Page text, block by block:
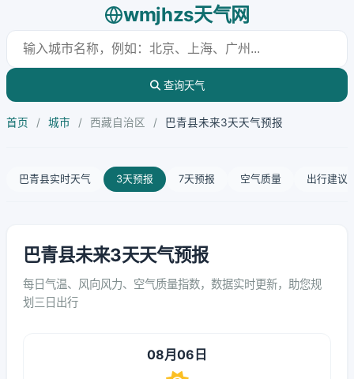
wmjhzs天气网
查询天气
首页 / 城市 / 西藏自治区 / 巴青县未来3天天气预报
巴青县实时天气 3天预报 7天预报 空气质量 出行建议
巴青县未来3天天气预报
每日气温、风向风力、空气质量指数，数据实时更新，助您规
划三日出行
08月06日